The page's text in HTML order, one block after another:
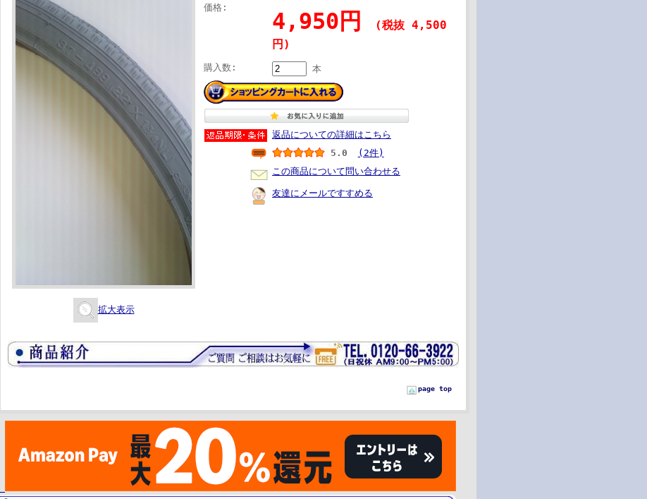
拡大表示
価格:
4,950円
(税抜 4,500
円)
購入数: 本
返品についての詳細はこちら
5.0
(2件)
この商品について問い合わせる
友達にメールですすめる
page top